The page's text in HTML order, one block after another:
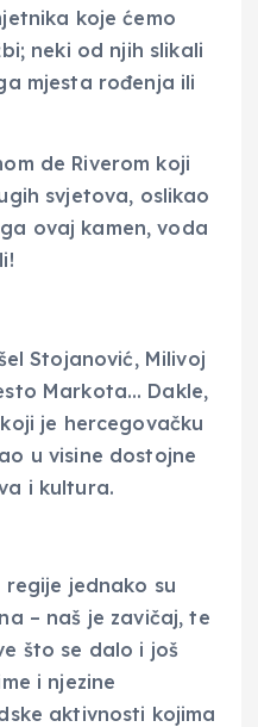
koje ćemo
neki od njih slikali
mjesta rođenja ili
de Riverom koji
svjetova, oslikao
ovaj kamen, voda
Stojanović, Milivoj
Markota… Dakle,
je hercegovačku
u visine dostojne
i kultura.
regije jednako su
– naš je zavičaj, te
što se dalo i još
i njezine
aktivnosti kojima